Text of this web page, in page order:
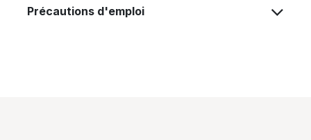
Précautions d'emploi